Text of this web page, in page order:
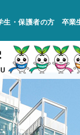
生・保護者の方 卒業